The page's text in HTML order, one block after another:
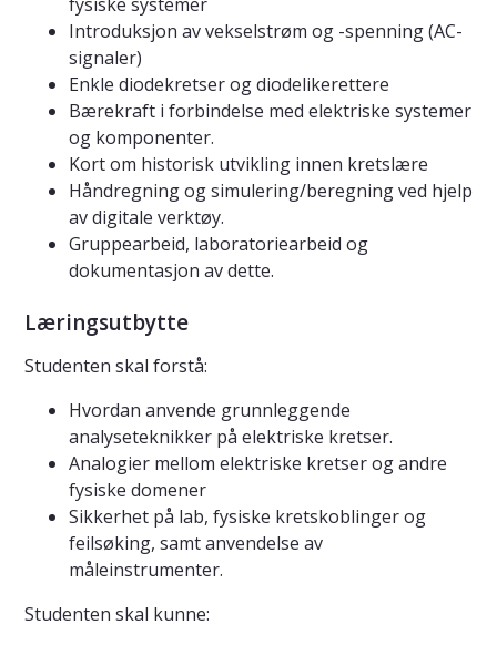
Introduksjon av vekselstrøm og -spenning (AC-
signaler)
Enkle diodekretser og diodelikerettere
Bærekraft i forbindelse med elektriske systemer
og komponenter.
Kort om historisk utvikling innen kretslære
Håndregning og simulering/beregning ved hjelp
av digitale verktøy.
Gruppearbeid, laboratoriearbeid og
dokumentasjon av dette.
Læringsutbytte
Studenten skal forstå:
Hvordan anvende grunnleggende
analyseteknikker på elektriske kretser.
Analogier mellom elektriske kretser og andre
fysiske domener
Sikkerhet på lab, fysiske kretskoblinger og
feilsøking, samt anvendelse av
måleinstrumenter.
Studenten skal kunne: